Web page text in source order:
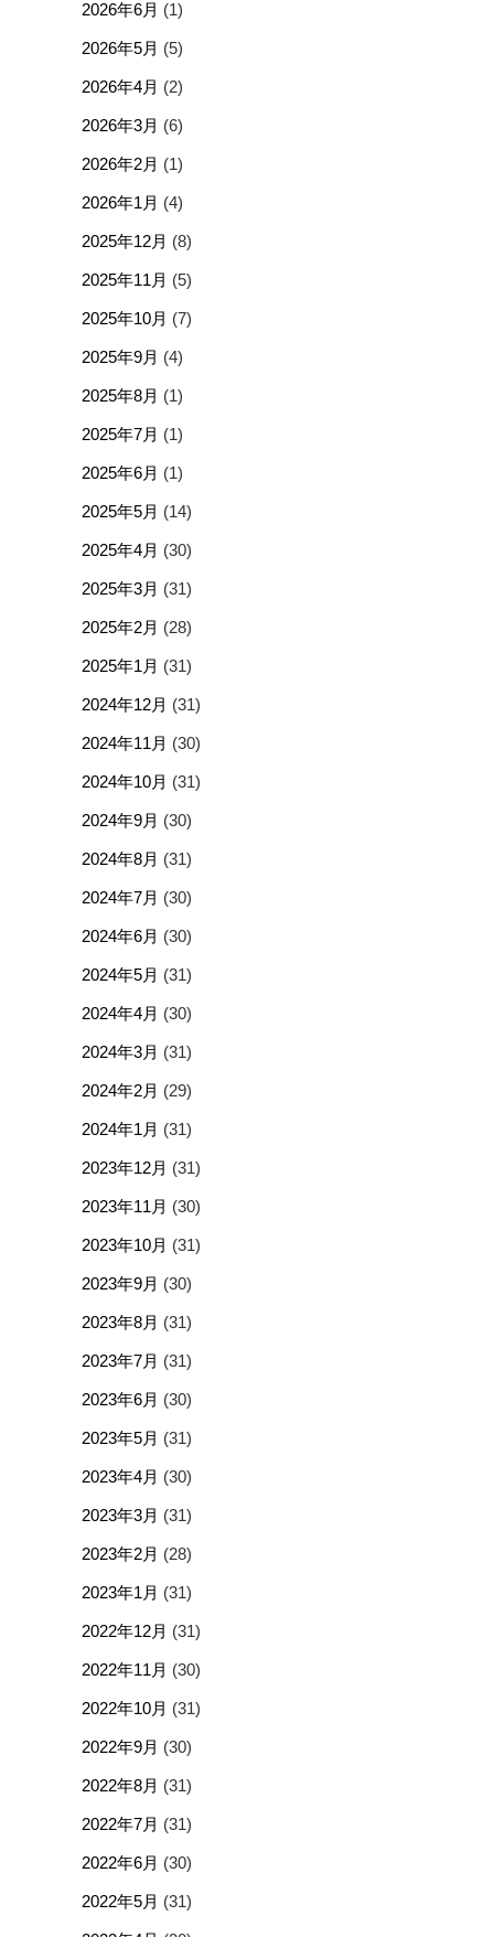
2026年6月 (1)
2026年5月 (5)
2026年4月 (2)
2026年3月 (6)
2026年2月 (1)
2026年1月 (4)
2025年12月 (8)
2025年11月 (5)
2025年10月 (7)
2025年9月 (4)
2025年8月 (1)
2025年7月 (1)
2025年6月 (1)
2025年5月 (14)
2025年4月 (30)
2025年3月 (31)
2025年2月 (28)
2025年1月 (31)
2024年12月 (31)
2024年11月 (30)
2024年10月 (31)
2024年9月 (30)
2024年8月 (31)
2024年7月 (30)
2024年6月 (30)
2024年5月 (31)
2024年4月 (30)
2024年3月 (31)
2024年2月 (29)
2024年1月 (31)
2023年12月 (31)
2023年11月 (30)
2023年10月 (31)
2023年9月 (30)
2023年8月 (31)
2023年7月 (31)
2023年6月 (30)
2023年5月 (31)
2023年4月 (30)
2023年3月 (31)
2023年2月 (28)
2023年1月 (31)
2022年12月 (31)
2022年11月 (30)
2022年10月 (31)
2022年9月 (30)
2022年8月 (31)
2022年7月 (31)
2022年6月 (30)
2022年5月 (31)